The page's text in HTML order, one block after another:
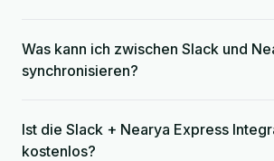
Was kann ich zwischen Slack und
synchronisieren?
Ist die Slack + Nearya Express
kostenlos?